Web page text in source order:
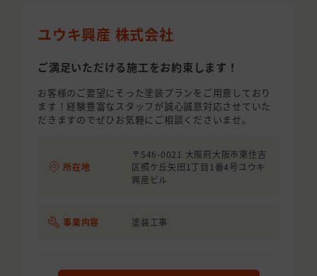
ユウキ興産 株式会社
ご満足いただける施工をお約束します！
お客様のご要望にそった塗装プランをご用意しており
ます！経験豊富なスタッフが誠心誠意対応させていた
だきますのでぜひお気軽にご相談くださいませ。
所在地
〒546-0021 大阪府大阪市東住吉
区照ケ丘矢田1丁目1番4号ユウキ
興産ビル
事業内容 塗装工事